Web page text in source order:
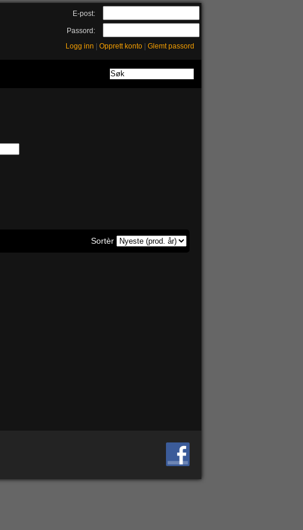
E-post:
Passord:
Logg inn
Opprett konto Glemt passord
Sortèr